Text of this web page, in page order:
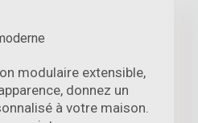
modulaire extensible,
donnez un
à votre maison.